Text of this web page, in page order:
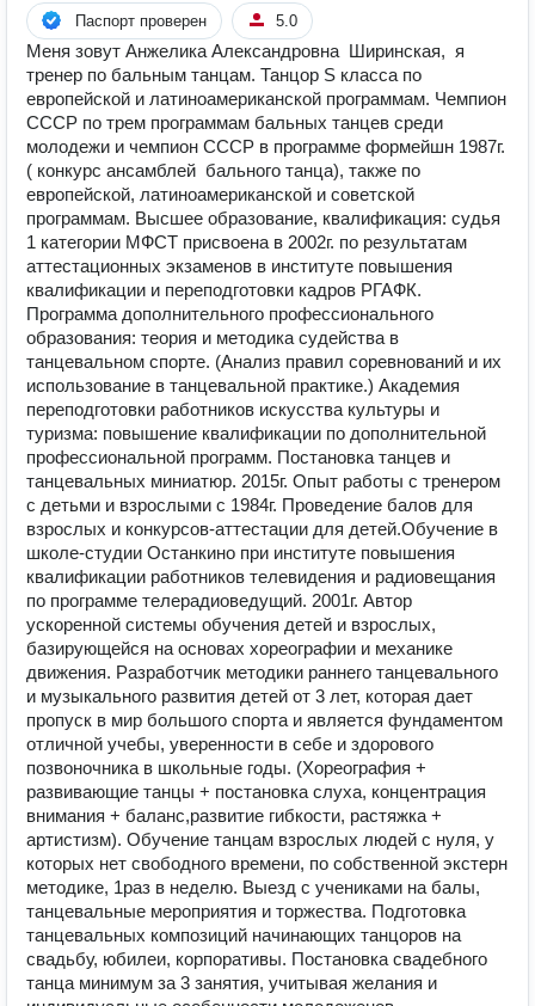
Паспорт проверен 5.0
Меня зовут Анжелика Александровна Ширинская, я
тренер по бальным танцам. Танцор S класса по
европейской и латиноамериканской программам. Чемпион
СССР по трем программам бальных танцев среди
молодежи и чемпион СССР в программе формейшн 1987г.
( конкурс ансамблей бального танца), также по
европейской, латиноамериканской и советской
программам. Высшее образование, квалификация: судья
1 категории МФСТ присвоена в 2002г. по результатам
аттестационных экзаменов в институте повышения
квалификации и переподготовки кадров РГАФК.
Программа дополнительного профессионального
образования: теория и методика судейства в
танцевальном спорте. (Анализ правил соревнований и их
использование в танцевальной практике.) Академия
переподготовки работников искусства культуры и
туризма: повышение квалификации по дополнительной
профессиональной программ. Постановка танцев и
танцевальных миниатюр. 2015г. Опыт работы с тренером
с детьми и взрослыми с 1984г. Проведение балов для
взрослых и конкурсов-аттестации для детей.Обучение в
школе-студии Останкино при институте повышения
квалификации работников телевидения и радиовещания
по программе телерадиоведущий. 2001г. Автор
ускоренной системы обучения детей и взрослых,
базирующейся на основах хореографии и механике
движения. Разработчик методики раннего танцевального
и музыкального развития детей от 3 лет, которая дает
пропуск в мир большого спорта и является фундаментом
отличной учебы, уверенности в себе и здорового
позвоночника в школьные годы. (Хореография +
развивающие танцы + постановка слуха, концентрация
внимания + баланс,развитие гибкости, растяжка +
артистизм). Обучение танцам взрослых людей с нуля, у
которых нет свободного времени, по собственной экстерн
методике, 1раз в неделю. Выезд с учениками на балы,
танцевальные мероприятия и торжества. Подготовка
танцевальных композиций начинающих танцоров на
свадьбу, юбилеи, корпоративы. Постановка свадебного
танца минимум за 3 занятия, учитывая желания и